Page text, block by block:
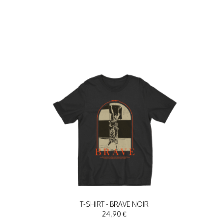
T-SHIRT - BRAVE NOIR
24,90 €